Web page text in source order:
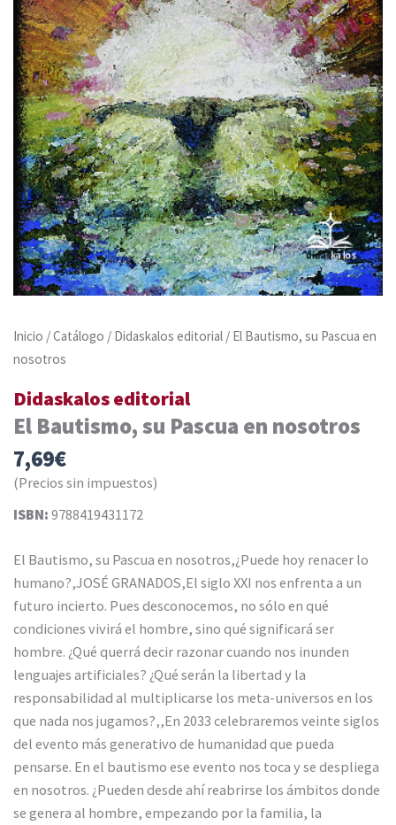
Inicio /Catálogo / Didaskalos editorial / El Bautismo, su Pascua en
nosotros
Didaskalos editorial
El Bautismo, su Pascua en nosotros
7,69€
(Precios sin impuestos)
ISBN: 9788419431172
El Bautismo, su Pascua en nosotros,¿Puede hoy renacer lo
humano?,JOSÉ GRANADOS,El siglo XXI nos enfrenta a un
futuro incierto. Pues desconocemos, no sólo en qué
condiciones vivirá el hombre, sino qué significará ser
hombre. ¿Qué querrá decir razonar cuando nos inunden
lenguajes artificiales? ¿Qué serán la libertad y la
responsabilidad al multiplicarse los meta-universos en los
que nada nos jugamos?,,En 2033 celebraremos veinte siglos
del evento más generativo de humanidad que pueda
pensarse. En el bautismo ese evento nos toca y se despliega
en nosotros. ¿Pueden desde ahí reabrirse los ámbitos donde
se genera al hombre, empezando por la familia, la